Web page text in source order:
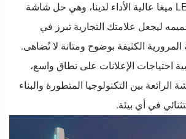
تعرّف على شاشة LED ميغا عالية الأداء لدينا، وهي حل شاشة
ليجعل علامتك التجارية تبرز في
الكثيفة بوضوح ومتانة لا تُضاهى.
احتياجات الإعلانات على نطاق واسع،
بين التكنولوجيا المتطورة والبناء
في أي بيئة.